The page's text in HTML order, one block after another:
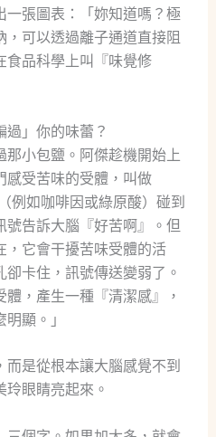
一張圖表：「妳知道嗎？極
可以透過離子通道直接阻
食品科學上叫『味覺修
」你的味蕾？
小包鹽。阿傑趁機開始上
感受苦味的受體，叫做
例如咖啡因或綠原酸）碰到
告訴大腦『好苦啊』。但
，它會干擾苦味受體的活
卡住，訊號傳送變弱了。
，產生一種『清潔感』，
顯。」
而是從根本讓大腦感覺不到
眼睛亮起來。